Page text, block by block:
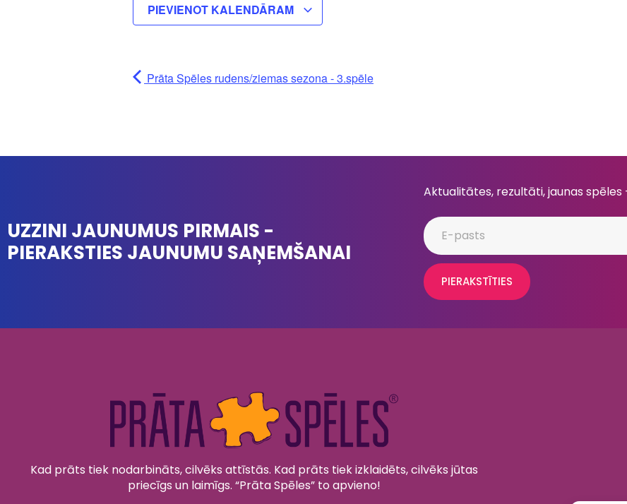
PIEVIENOT KALENDĀRAM
Prāta Spēles rudens/ziemas sezona - 3.spēle
UZZINI JAUNUMUS PIRMAIS -
PIERAKSTIES JAUNUMU SAŅEMŠANAI
Aktualitātes, rezultāti, jaunas spēles
PIERAKSTĪTIES
Kad prāts tiek nodarbināts, cilvēks attīstās. Kad prāts tiek izklaidēts, cilvēks jūtas
priecīgs un laimīgs. “Prāta Spēles” to apvieno!